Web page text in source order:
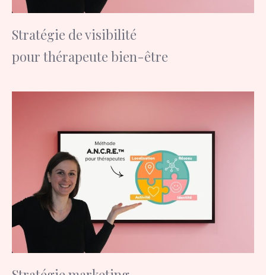
Stratégie de visibilité
pour thérapeute bien-être